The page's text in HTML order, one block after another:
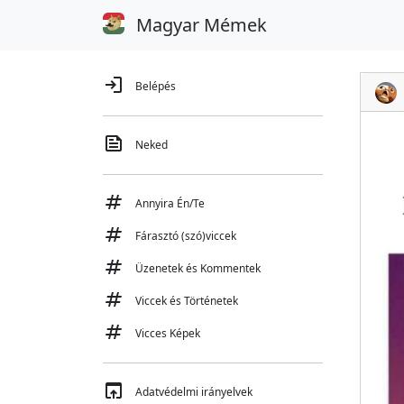
Magyar Mémek
login Belépés
feed Neked
tag Annyira Én/Te
tag Fárasztó (szó)viccek
tag Üzenetek és Kommentek
tag Viccek és Történetek
tag Vicces Képek
open_in_browser Adatvédelmi irányelvek